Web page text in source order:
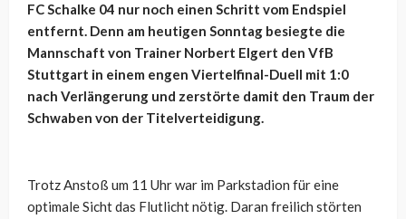
FC Schalke 04 nur noch einen Schritt vom Endspiel
entfernt. Denn am heutigen Sonntag besiegte die
Mannschaft von Trainer Norbert Elgert den VfB
Stuttgart in einem engen Viertelfinal-Duell mit 1:0
nach Verlängerung und zerstörte damit den Traum der
Schwaben von der Titelverteidigung.
Trotz Anstoß um 11 Uhr war im Parkstadion für eine
optimale Sicht das Flutlicht nötig. Daran freilich störten